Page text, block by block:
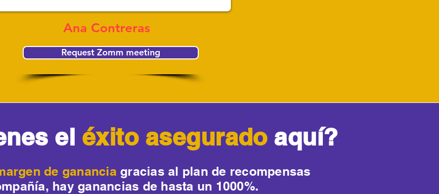
Ana Contreras
Request Zomm meeting
el éxito aseguradoaquí?
de ganancia gracias al plan de recompensas
hay ganancias de hasta un 1000%.